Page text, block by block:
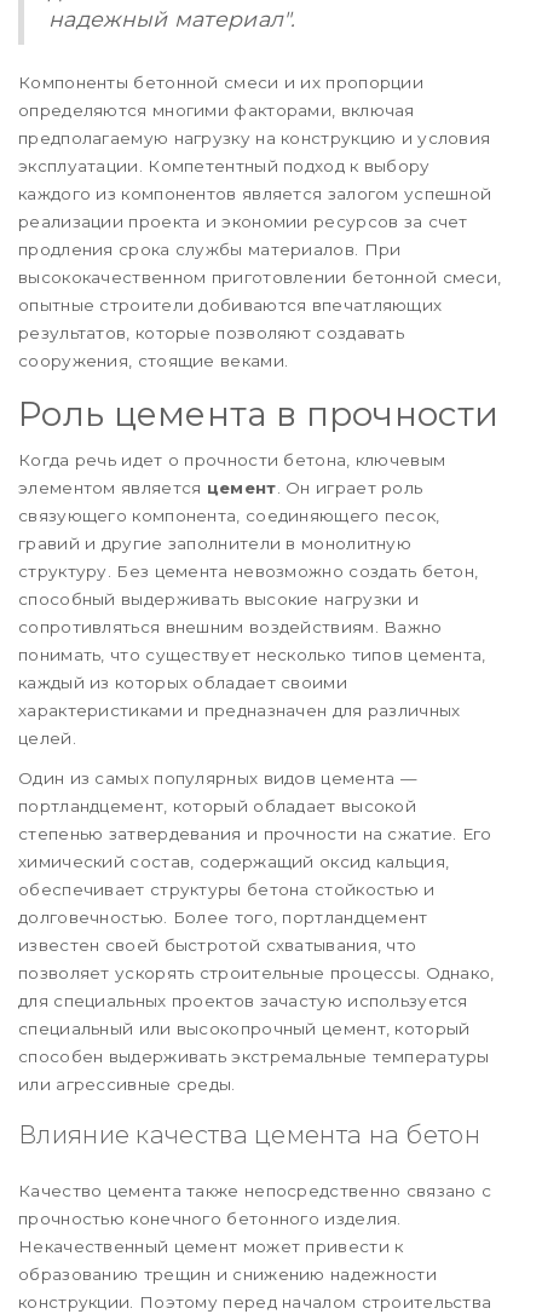
надежный материал".
Компоненты бетонной смеси и их пропорции
определяются многими факторами, включая
предполагаемую нагрузку на конструкцию и условия
эксплуатации. Компетентный подход к выбору
каждого из компонентов является залогом успешной
реализации проекта и экономии ресурсов за счет
продления срока службы материалов. При
высококачественном приготовлении бетонной смеси,
опытные строители добиваются впечатляющих
результатов, которые позволяют создавать
сооружения, стоящие веками.
Роль цемента в прочности
Когда речь идет о прочности бетона, ключевым
элементом является цемент . Он играет роль
связующего компонента, соединяющего песок,
гравий и другие заполнители в монолитную
структуру. Без цемента невозможно создать бетон,
способный выдерживать высокие нагрузки и
сопротивляться внешним воздействиям. Важно
понимать, что существует несколько типов цемента,
каждый из которых обладает своими
характеристиками и предназначен для различных
целей.
Один из самых популярных видов цемента —
портландцемент, который обладает высокой
степенью затвердевания и прочности на сжатие. Его
химический состав, содержащий оксид кальция,
обеспечивает структуры бетона стойкостью и
долговечностью. Более того, портландцемент
известен своей быстротой схватывания, что
позволяет ускорять строительные процессы. Однако,
для специальных проектов зачастую используется
специальный или высокопрочный цемент, который
способен выдерживать экстремальные температуры
или агрессивные среды.
Влияние качества цемента на бетон
Качество цемента также непосредственно связано с
прочностью конечного бетонного изделия.
Некачественный цемент может привести к
образованию трещин и снижению надежности
конструкции. Поэтому перед началом строительства